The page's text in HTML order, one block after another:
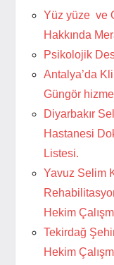
Yüz yüze ve
Hakkında
Psikolojik
Antalya’da
Güngör
Diyarbakır
Hastanesi
Listesi.
Yavuz Selim
Hekim
Tekirdağ
Hekim